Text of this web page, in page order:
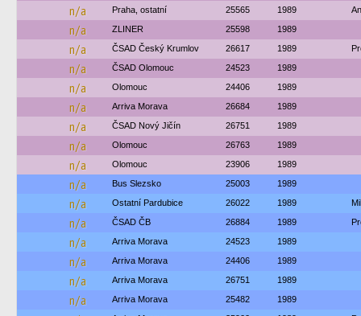
n/a Praha, ostatní 25565 1989
n/a ZLINER 25598 1989
n/a ČSAD Český Krumlov 26617 1989
n/a ČSAD Olomouc 24523 1989
n/a Olomouc 24406 1989
n/a Arriva Morava 26684 1989
n/a ČSAD Nový Jičín 26751 1989
n/a Olomouc 26763 1989
n/a Olomouc 23906 1989
n/a Bus Slezsko 25003 1989
n/a Ostatní Pardubice 26022 1989
n/a ČSAD ČB 26884 1989
n/a Arriva Morava 24523 1989
n/a Arriva Morava 24406 1989
n/a Arriva Morava 26751 1989
n/a Arriva Morava 25482 1989